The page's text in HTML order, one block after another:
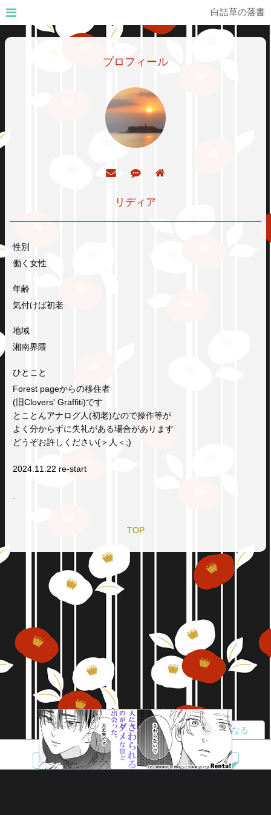
白詰草の落書
プロフィール
リディア
性別
働く女性
年齢
気付けば初老
地域
湘南界隈
ひとこと
Forest pageからの移住者
(旧Clovers' Graffiti)です
とことんアナログ人(初老)なので操作等が
よく分からずに失礼がある場合があります
どうぞお許しください(＞人＜;)
2024.11.22 re-start
TOP
夢小説 ツイステ R18 鬼滅の刃 BL
読者になる